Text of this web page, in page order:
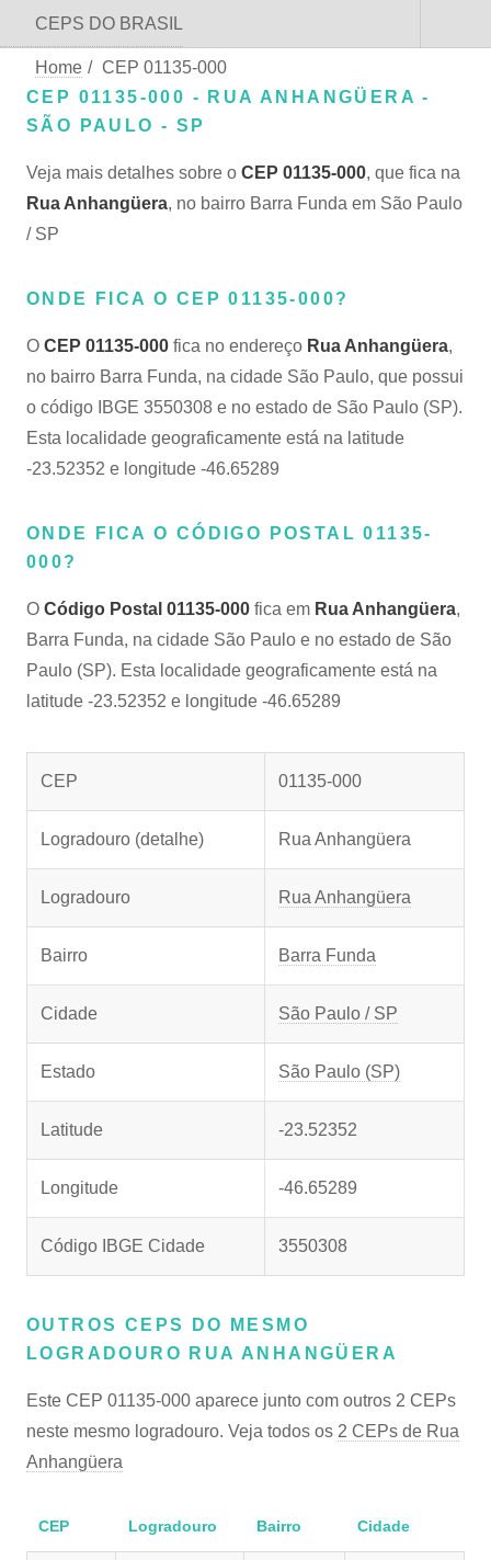
CEPS DO BRASIL
Home / CEP 01135-000
CEP 01135-000 - RUA ANHANGÜERA -
SÃO PAULO - SP
Veja mais detalhes sobre o CEP 01135-000, que fica na
Rua Anhangüera, no bairro Barra Funda em São Paulo
/ SP
ONDE FICA O CEP 01135-000?
O CEP 01135-000 fica no endereço Rua Anhangüera,
no bairro Barra Funda, na cidade São Paulo, que possui
o código IBGE 3550308 e no estado de São Paulo (SP).
Esta localidade geograficamente está na latitude
-23.52352 e longitude -46.65289
ONDE FICA O CÓDIGO POSTAL 01135-
000?
O Código Postal 01135-000 fica em Rua Anhangüera,
Barra Funda, na cidade São Paulo e no estado de São
Paulo (SP). Esta localidade geograficamente está na
latitude -23.52352 e longitude -46.65289
CEP 01135-000
Logradouro (detalhe) Rua Anhangüera
Logradouro Rua Anhangüera
Bairro Barra Funda
Cidade São Paulo / SP
Estado São Paulo (SP)
Latitude -23.52352
Longitude -46.65289
Código IBGE Cidade 3550308
OUTROS CEPS DO MESMO
LOGRADOURO RUA ANHANGÜERA
Este CEP 01135-000 aparece junto com outros 2 CEPs
neste mesmo logradouro. Veja todos os 2 CEPs de Rua
Anhangüera
CEP Logradouro Bairro Cidade